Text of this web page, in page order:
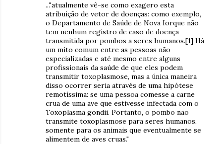
..."atualmente vê-se como exagero esta
atribuição de vetor de doenças: como exemplo,
o Departamento de Saúde de Nova Iorque não
tem nenhum registro de caso de doença
transmitida por pombos a seres humanos.[1] Há
um mito comum entre as pessoas não
especializadas e até mesmo entre alguns
profissionais da saúde de que eles podem
transmitir toxoplasmose, mas a única maneira
disso ocorrer seria através de uma hipótese
remotíssima: se uma pessoa comesse a carne
crua de uma ave que estivesse infectada com o
Toxoplasma gondii. Portanto, o pombo não
transmite toxoplasmose para seres humanos,
somente para os animais que eventualmente se
alimentem de aves cruas."